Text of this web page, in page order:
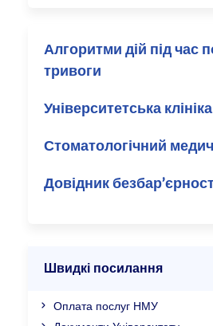
Алгоритми дій під час
тривоги
Університетська клініка
Стоматологічний
Довідник
Швидкі посилання
Оплата послуг НМУ